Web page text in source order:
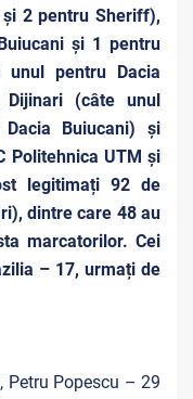
2 pentru Sheriff),
și 1 pentru
unul pentru Dacia
Dijinari (câte unul
Buiucani) și
Politehnica UTM și
legitimați 92 de
dintre care 48 au
marcatorilor. Cei
– 17, urmați de
Popescu – 29